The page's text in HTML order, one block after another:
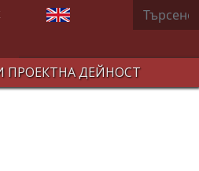
Изберете език Търсене
ПРОЕКТНА ДЕЙНОСТ